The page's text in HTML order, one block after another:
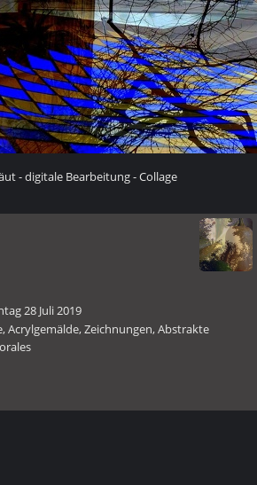
- digitale Bearbeitung - Collage
28 Juli 2019
Acrylgemälde, Zeichnungen, Abstrakte